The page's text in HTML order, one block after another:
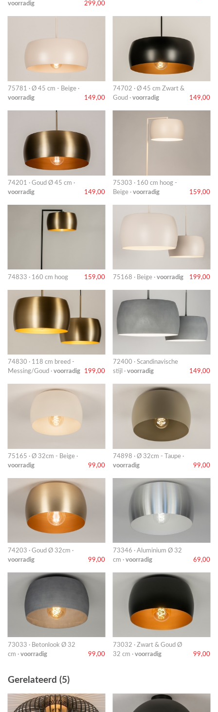
voorradig
299,00
75781 · Ø 45 cm - Beige ·
voorradig
149,00
74702 · Ø 45 cm Zwart &
Goud · voorradig 149,00
74201 · Goud Ø 45 cm ·
voorradig
149,00
75303 · 160 cm hoog -
Beige · voorradig 159,00
74833 · 160 cm hoog 159,00 75168 · Beige · voorradig 199,00
74830 · 118 cm breed -
Messing/Goud · voorradig 199,00
72400 · Scandinavische
stijl · voorradig 149,00
75165 · Ø 32cm - Beige ·
voorradig
99,00
74898 · Ø 32cm - Taupe ·
voorradig
99,00
74203 · Goud Ø 32cm ·
voorradig
99,00
73346 · Aluminium Ø 32
cm · voorradig 69,00
73033 · Betonlook Ø 32
cm · voorradig 99,00
73032 · Zwart & Goud Ø
32 cm · voorradig 99,00
Gerelateerd (5)